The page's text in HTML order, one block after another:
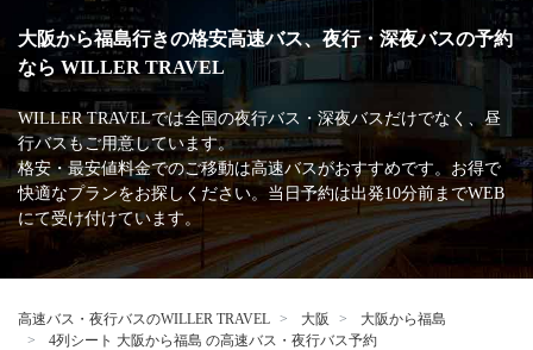
大阪から福島行きの格安高速バス、夜行・深夜バスの予約
なら WILLER TRAVEL
WILLER TRAVELでは全国の夜行バス・深夜バスだけでなく、昼
行バスもご用意しています。
格安・最安値料金でのご移動は高速バスがおすすめです。お得で
快適なプランをお探しください。当日予約は出発10分前までWEB
にて受け付けています。
高速バス・夜行バスのWILLER TRAVEL 大阪
大阪から福島
4列シート 大阪から福島 の高速バス・夜行バス予約